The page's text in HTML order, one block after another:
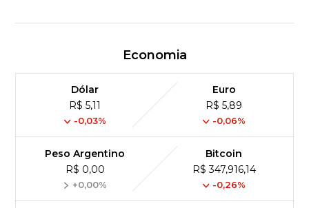
Economia
Dólar
R$ 5,11
-0,03%
Euro
R$ 5,89
-0,06%
Peso Argentino
R$ 0,00
+0,00%
Bitcoin
R$ 347,916,14
-0,26%